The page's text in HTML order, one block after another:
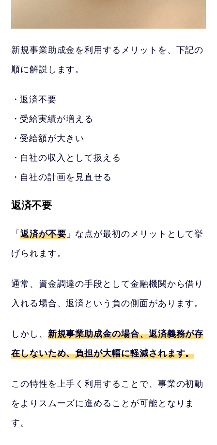
新規事業助成金を利用するメリットを、下記の
順に解説します。
返済不要
受給実績が増える
受給額が大きい
自社の収入として扱える
自社の計画を見直せる
返済不要
「返済が不要」な点が最初のメリットとして挙
げられます。
通常、資金調達の手段として金融機関から借り
入れる場合、返済という負の側面があります。
しかし、 新規事業助成金の場合、返済義務が存
在しないため、負担が大幅に軽減されます。
この特性を上手く利用することで、事業の初動
をよりスムーズに進めることが可能となりま
す。